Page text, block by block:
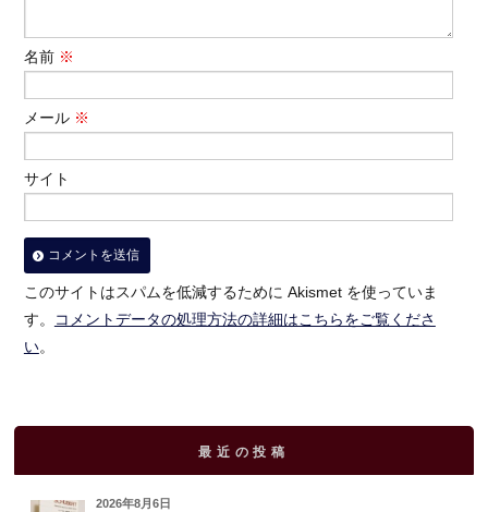
名前 ※
メール ※
サイト
このサイトはスパムを低減するために Akismet を使っていま
す。
コメントデータの処理方法の詳細はこちらをご覧くださ
い。
最近の投稿
2026年8月6日